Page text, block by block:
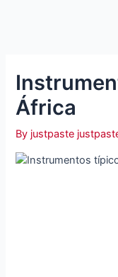
África
By justpaste